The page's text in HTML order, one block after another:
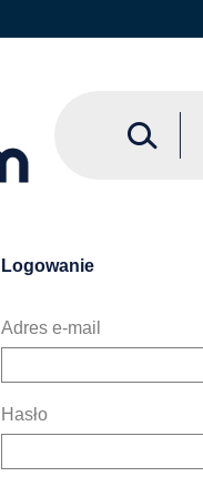
Logowanie
Adres e-mail
Hasło